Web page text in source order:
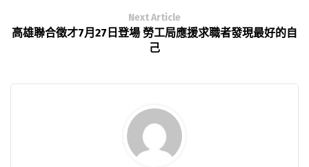
Next Article
高雄聯合徵才7月27日登場 勞工局應援求職者發現最好的自
己